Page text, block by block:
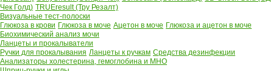
Чек Голд) TRUEresult (Тру Резалт)
Визуальные тест-полоски
Глюкоза в крови Глюкоза в моче Ацетон в моче Глюкоза и ацетон в моче
Биохимический анализ мочи
Ланцеты и прокалыватели
Ручки для прокалывания Ланцеты к ручкам Средства дезинфекции
Анализаторы холестерина, гемоглобина и МНО